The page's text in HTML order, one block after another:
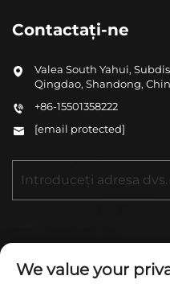
Contactați-ne
Valea South Yahui,
Qingdao, Shandong,
+86-15501358222
[email protected]
We value your